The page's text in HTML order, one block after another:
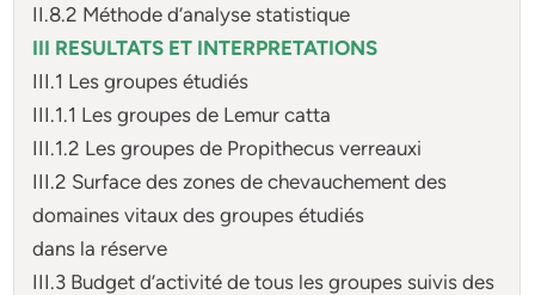
II.8.2 Méthode d’analyse statistique
III RESULTATS ET INTERPRETATIONS
III.1 Les groupes étudiés
III.1.1 Les groupes de Lemur catta
III.1.2 Les groupes de Propithecus verreauxi
III.2 Surface des zones de chevauchement des
domaines vitaux des groupes étudiés
dans la réserve
III.3 Budget d’activité de tous les groupes suivis des